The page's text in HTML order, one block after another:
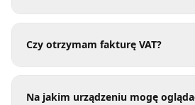
Czy otrzymam fakturę VAT?
Na jakim urządzeniu mogę